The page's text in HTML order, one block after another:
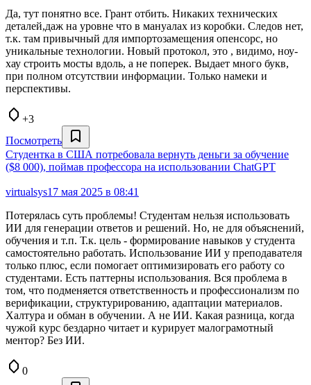
Да, тут понятно все. Грант отбить. Никаких технических
деталей,даж на уровне что в мануалах из коробки. Следов нет,
т.к. там привычный для импортозамещения опенсорс, но
уникальные технологии. Новый протокол, это , видимо, ноу-
хау строить мосты вдоль, а не поперек. Выдает много букв,
при полном отсутствии информации. Только намеки и
перспективы.
+3
Посмотреть
Студентка в США потребовала вернуть деньги за обучение
($8 000), поймав профессора на использовании ChatGPT
virtualsys17 мая 2025 в 08:41
Потерялась суть проблемы! Студентам нельзя использовать
ИИ для генерации ответов и решений. Но, не для объяснений,
обучения и т.п. Т.к. цель - формирование навыков у студента
самостоятельно работать. Использование ИИ у преподавателя
только плюс, если помогает оптимизировать его работу со
студентами. Есть паттерны использования. Вся проблема в
том, что подменяется ответственность и профессионализм по
верификации, структурированию, адаптации материалов.
Халтура и обман в обучении. А не ИИ. Какая разница, когда
чужой курс бездарно читает и курирует малограмотный
ментор? Без ИИ.
0